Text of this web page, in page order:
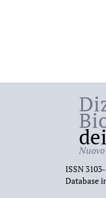
ISSN
Database